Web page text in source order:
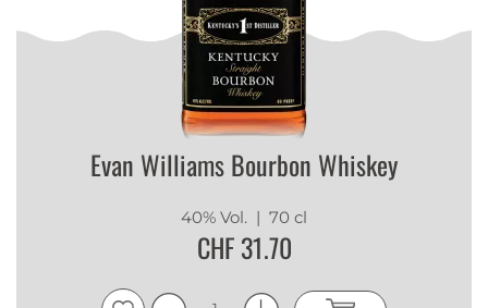
Evan Williams Bourbon Whiskey
40% Vol. | 70 cl
CHF 31.70